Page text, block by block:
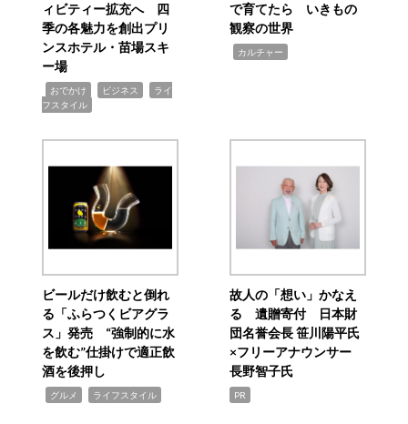
ィビティー拡充へ 四
季の各魅力を創出プリ
ンスホテル・苗場スキ
ー場
おでかけ ビジネス
ライ
フスタイル
で育てたら いきもの
観察の世界
カルチャー
ビールだけ飲むと倒れ
る「ふらつくビアグラ
ス」発売 “強制的に水
を飲む”仕掛けで適正飲
酒を後押し
グルメ ライフスタイル
故人の「想い」かなえ
る 遺贈寄付 日本財
団名誉会長 笹川陽平氏
×フリーアナウンサー
長野智子氏
PR